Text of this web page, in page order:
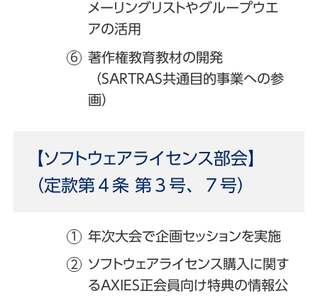
メーリングリストやグループウエ
アの活用
著作権教育教材の開発
（SARTRAS共通目的事業への参
画）
【ソフトウェアライセンス部会】
（定款第４条 第３号、７号）
年次大会で企画セッションを実施
ソフトウェアライセンス購入に関す
るAXIES正会員向け特典の情報公